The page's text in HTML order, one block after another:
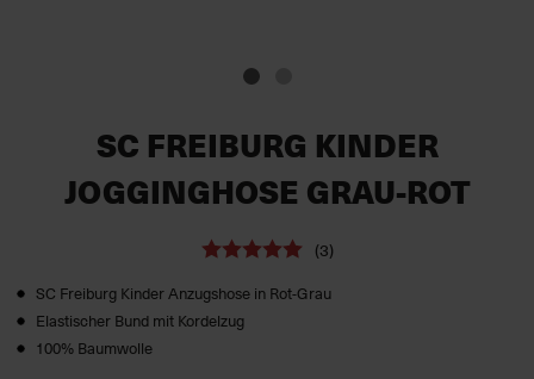
SC FREIBURG KINDER
JOGGINGHOSE GRAU-ROT
(3)
SC Freiburg Kinder Anzugshose in Rot-Grau
Elastischer Bund mit Kordelzug
100% Baumwolle